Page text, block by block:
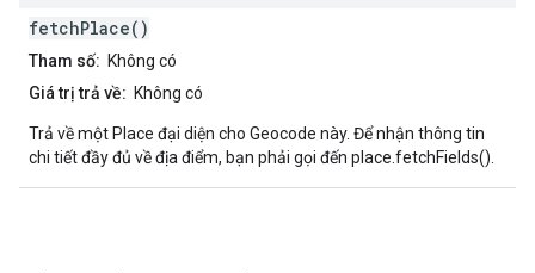
fetchPlace()
Tham số: Không có
Giá trị trả về: Không có
Trả về một Place đại diện cho Geocode này. Để nhận thông tin
chi tiết đầy đủ về địa điểm, bạn phải gọi đến place.fetchFields().